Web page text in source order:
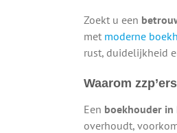
Zoekt u een
met moderne
rust, duidelijkheid
Waarom
Een boekhouder in
overhoudt,